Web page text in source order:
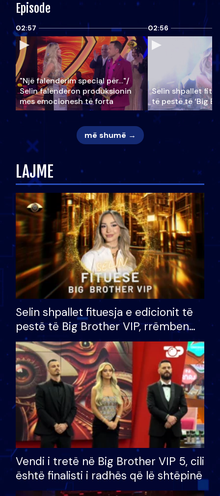
Episode
02:57
"Një falenderim special për…"/
Selin falënderon produksionin
mes emocionesh të forta
02:56
Selin shpallet
të pestë të ‘Big
më shumë →
LAJME
Selin shpallet fituesja e edicionit të
pestë të Big Brother VIP, rrëmben
çmimin e madh prej 100 mijë eurosh
Vendi i tretë në Big Brother VIP 5, cili
është finalisti i radhës që lë shtëpinë